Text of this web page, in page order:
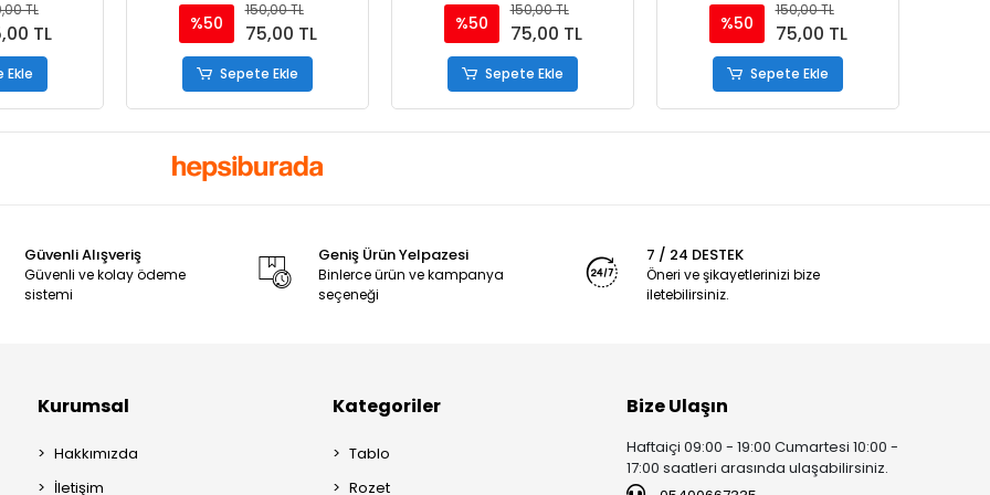
TL
TL
Ekle
%50
150,00 TL
75,00 TL
Sepete Ekle
%50
150,00 TL
75,00 TL
Sepete Ekle
Çizgili
%50
150,00 TL
75,00 TL
Sepete Ekle
Güvenli Alışveriş
Güvenli ve kolay ödeme
sistemi
Geniş Ürün Yelpazesi
Binlerce ürün ve kampanya
seçeneği
7 / 24 DESTEK
Öneri ve şikayetlerinizi bize
iletebilirsiniz.
Kurumsal
Hakkımızda
İletişim
Kategoriler
Tablo
Rozet
Bize Ulaşın
Haftaiçi 09:00 - 19:00 Cumartesi 10:00 -
17:00 saatleri arasında ulaşabilirsiniz.